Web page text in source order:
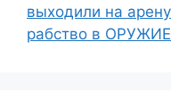
выходили на
рабство в